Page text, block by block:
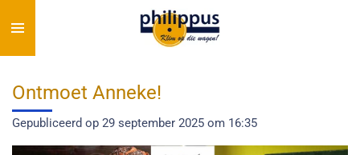
direct
naar
hoofdinhoud
Ontmoet Anneke!
Gepubliceerd op 29 september 2025 om 16:35